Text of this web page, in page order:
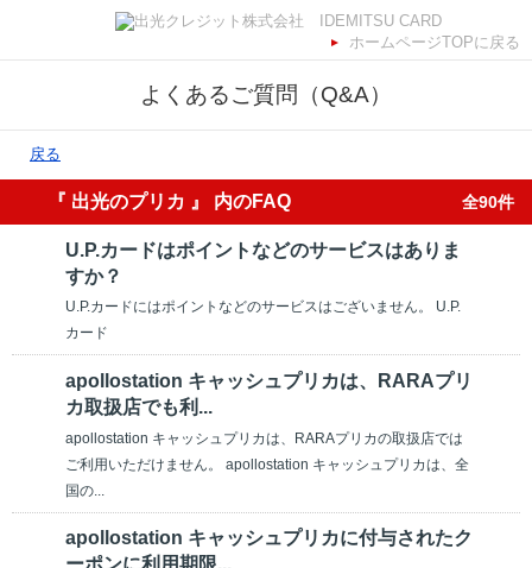
ホームページTOPに戻る
よくあるご質問（Q&A）
戻る
『 出光のプリカ 』 内のFAQ 全90件
U.P.カードはポイントなどのサービスはありま
すか？
U.P.カードにはポイントなどのサービスはございません。 U.P.
カード
apollostation キャッシュプリカは、RARAプリ
カ取扱店でも利...
apollostation キャッシュプリカは、RARAプリカの取扱店では
ご利用いただけません。 apollostation キャッシュプリカは、全
国の...
apollostation キャッシュプリカに付与されたク